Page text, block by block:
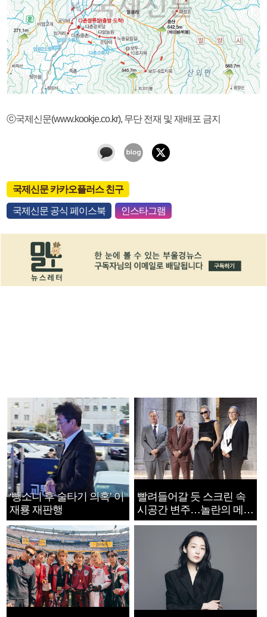
ⓒ국제신문(www.kookje.co.kr), 무단 전재 및 재배포 금지
국제신문 카카오플러스 친구
국제신문 공식 페이스북 인스타그램
‘뺑소니 후 술타기 의혹’ 이
재룡 재판행
빨려들어갈 듯 스크린 속
시공간 변주…놀란의 메시
지는 ‘전쟁 속죄’